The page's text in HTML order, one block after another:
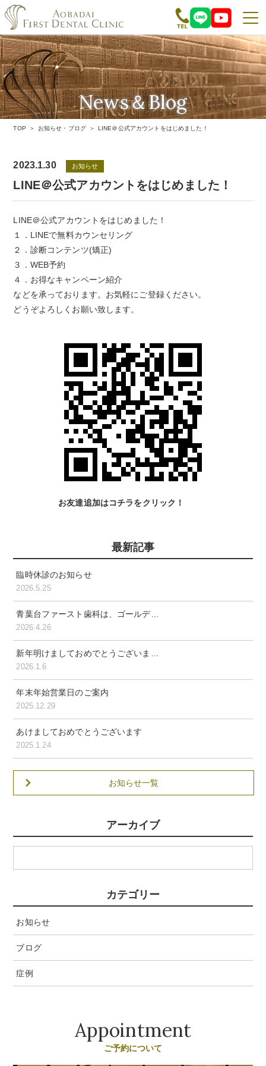
News＆Blog
お知らせ・ブログ
TOP お知らせ・ブログ LINE＠公式アカウントをはじめました！
最新記事
臨時休診のお知らせ
2026.5.25
青葉台ファースト歯科は、ゴールデ…
2026.4.26
新年明けましておめでとうございま…
2026.1.6
年末年始営業日のご案内
2025.12.29
あけましておめでとうございます
2025.1.24
お知らせ一覧
アーカイブ
カテゴリー
お知らせ
ブログ
症例
2023.1.30 お知らせ
LINE＠公式アカウントをはじめました！
LINE＠公式アカウントをはじめました！
１．LINEで無料カウンセリング
２．診断コンテンツ(矯正)
３．WEB予約
４．お得なキャンペーン紹介
などを承っております。お気軽にご登録ください。
どうぞよろしくお願い致します。
お友達追加はコチラをクリック！
Appointment
ご予約について